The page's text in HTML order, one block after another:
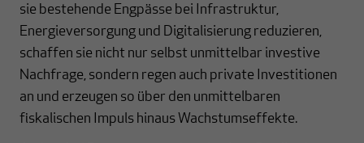
sie bestehende Engpässe bei Infrastruktur,
Energieversorgung und Digitalisierung reduzieren,
schaffen sie nicht nur selbst unmittelbar investive
Nachfrage, sondern regen auch private Investitionen
an und erzeugen so über den unmittelbaren
fiskalischen Impuls hinaus Wachstumseffekte.